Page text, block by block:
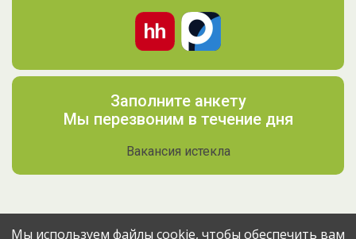
Заполните анкету
Мы перезвоним в течение дня
Вакансия истекла
Мы используем файлы cookie, чтобы обеспечить вам